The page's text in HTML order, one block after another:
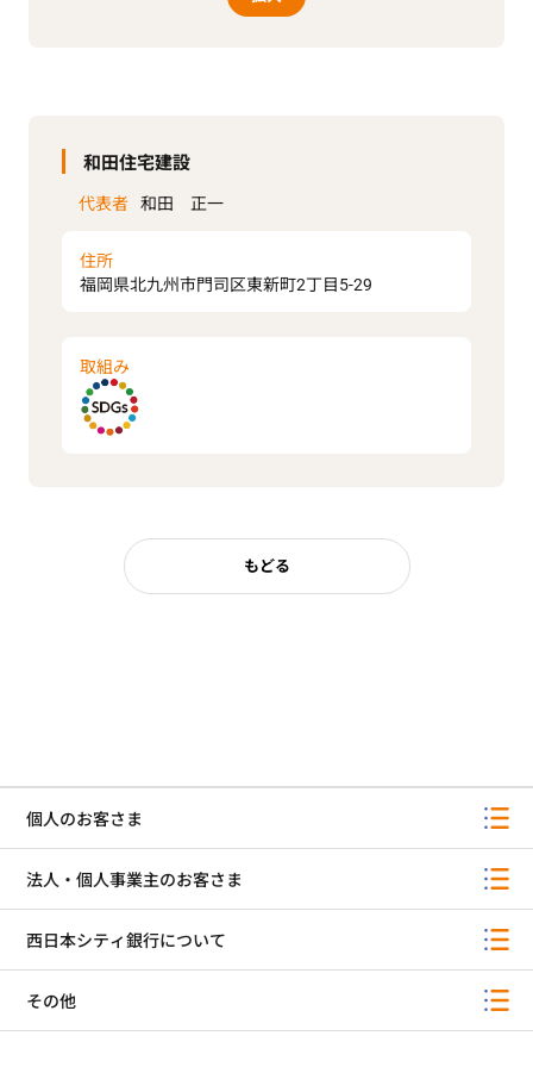
和田住宅建設
代表者 和田 正一
住所
福岡県北九州市門司区東新町2丁目5-29
取組み
もどる
個人のお客さま
法人・個人事業主のお客さま
西日本シティ銀行について
その他